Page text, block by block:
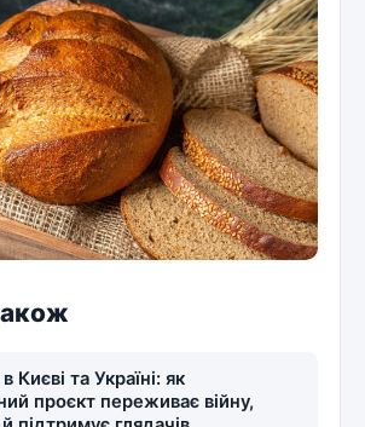
та Україні: як
проєкт переживає війну,